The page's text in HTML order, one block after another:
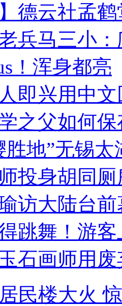
】德云社孟
兵马三小
！浑身都亮
即兴用中
之父如何
胜地”无锡
投身胡同
访大陆台
跳舞！游客
石画师用
民楼大火